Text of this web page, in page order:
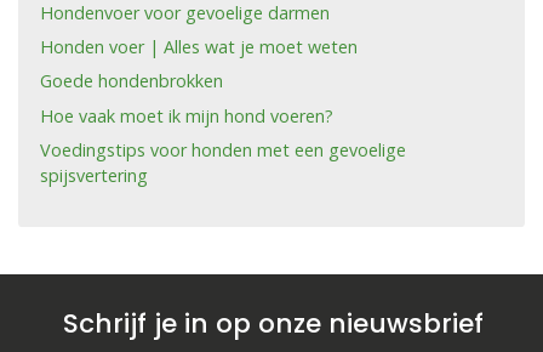
Hondenvoer voor gevoelige darmen
Honden voer | Alles wat je moet weten
Goede hondenbrokken
Hoe vaak moet ik mijn hond voeren?
Voedingstips voor honden met een gevoelige
spijsvertering
Schrijf je in op onze nieuwsbrief